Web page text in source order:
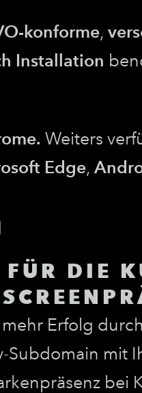
konforme,
Installation
Weiters
Edge,
DIE
Erfolg durch
Subdomain mit
bei